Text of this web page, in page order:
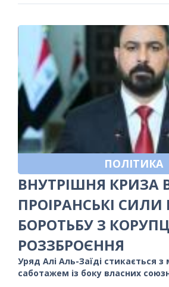
ПОЛІТИКА
ВНУТРІШНЯ КРИЗА
ПРОІРАНСЬКІ
БОРОТЬБУ З
РОЗЗБРОЄННЯ
Уряд Алі Аль-Заїді стикається
саботажем із боку власних